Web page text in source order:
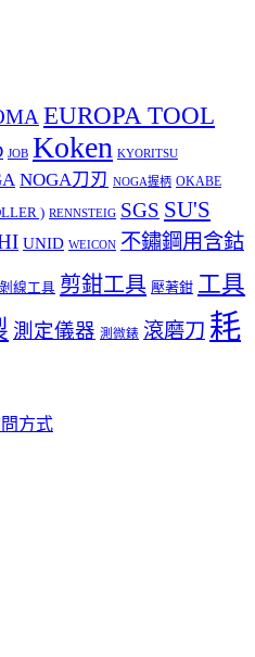
EUROPA TOOL
JOB Koken KYORITSU
NOGA刀刃 NOGA握柄 OKABE
) RENNSTEIG SGS SU'S
UNID WEICON 不鏽鋼用含鈷
剝線工具 剪鉗工具 壓著鉗 工具
測定儀器 測微錶 滾磨刀 耗
方式